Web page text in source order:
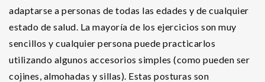
adaptarse a personas de todas las edades y de cualquier
estado de salud. La mayoría de los ejercicios son muy
sencillos y cualquier persona puede practicarlos
utilizando algunos accesorios simples (como pueden ser
cojines, almohadas y sillas). Estas posturas son